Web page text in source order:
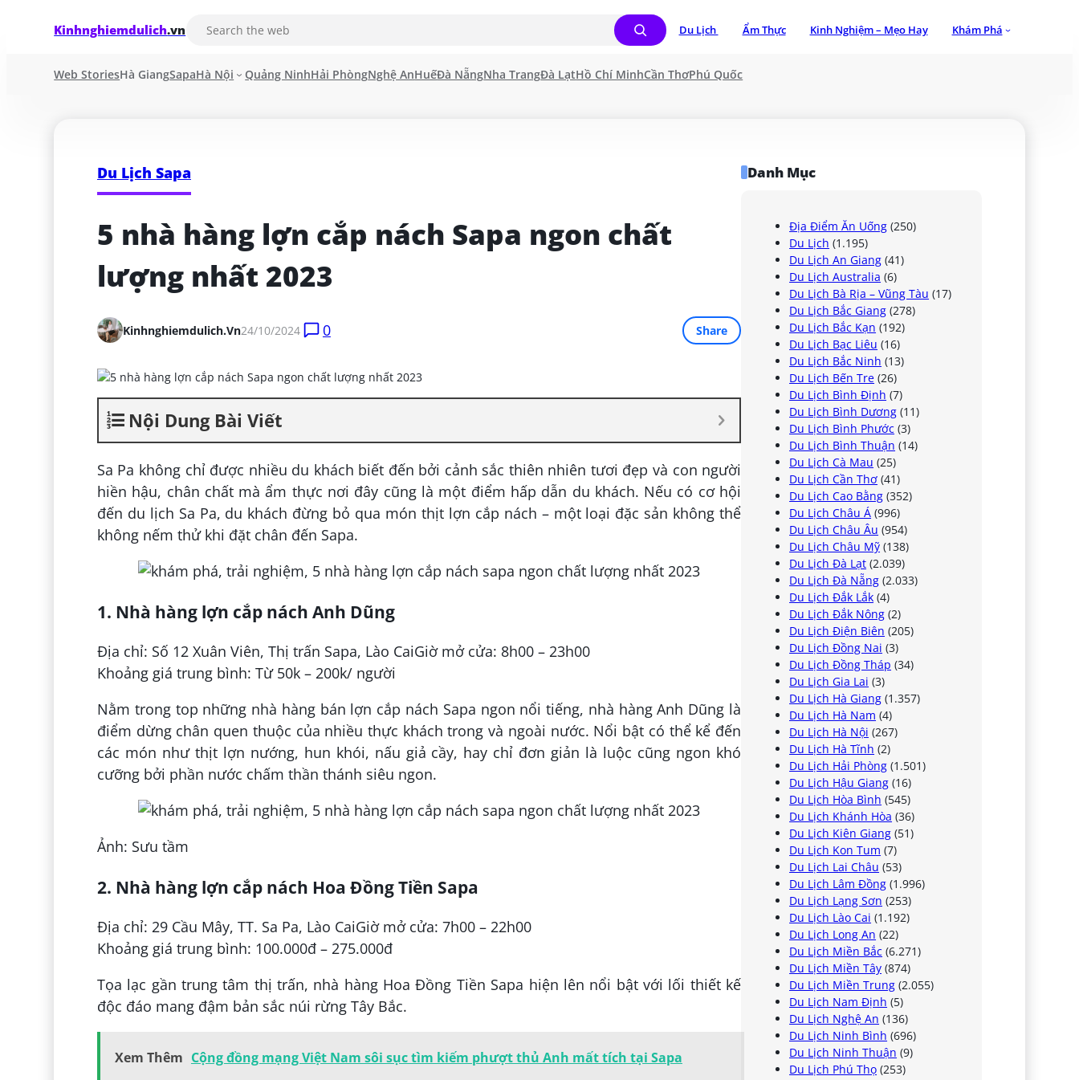
Kinhnghiemdulich.vn Du Lịch Ẩm Thực Kinh Nghiệm – Mẹo Hay Khám Phá
Web StoriesHà GiangSapaHà Nội Quảng NinhHải PhòngNghệ AnHuếĐà NẵngNha TrangĐà LạtHồ Chí MinhCần ThơPhú Quốc
Du Lịch Sapa
5 nhà hàng lợn cắp nách Sapa ngon chất
lượng nhất 2023
Kinhnghiemdulich.vn24/10/2024 0 Share
Nội Dung Bài Viết
Sa Pa không chỉ được nhiều du khách biết đến bởi cảnh sắc thiên nhiên tươi đẹp và con người
hiền hậu, chân chất mà ẩm thực nơi đây cũng là một điểm hấp dẫn du khách. Nếu có cơ hội
đến du lịch Sa Pa, du khách đừng bỏ qua món thịt lợn cắp nách – một loại đặc sản không thể
không nếm thử khi đặt chân đến Sapa.
1. Nhà hàng lợn cắp nách Anh Dũng
Địa chỉ: Số 12 Xuân Viên, Thị trấn Sapa, Lào CaiGiờ mở cửa: 8h00 – 23h00
Khoảng giá trung bình: Từ 50k – 200k/ người
Nằm trong top những nhà hàng bán lợn cắp nách Sapa ngon nổi tiếng, nhà hàng Anh Dũng là
điểm dừng chân quen thuộc của nhiều thực khách trong và ngoài nước. Nổi bật có thể kể đến
các món như thịt lợn nướng, hun khói, nấu giả cầy, hay chỉ đơn giản là luộc cũng ngon khó
cưỡng bởi phần nước chấm thần thánh siêu ngon.
Ảnh: Sưu tầm
2. Nhà hàng lợn cắp nách Hoa Đồng Tiền Sapa
Địa chỉ: 29 Cầu Mây, TT. Sa Pa, Lào CaiGiờ mở cửa: 7h00 – 22h00
Khoảng giá trung bình: 100.000đ – 275.000đ
Tọa lạc gần trung tâm thị trấn, nhà hàng Hoa Đồng Tiền Sapa hiện lên nổi bật với lối thiết kế
độc đáo mang đậm bản sắc núi rừng Tây Bắc.
Xem Thêm Cộng đồng mạng Việt Nam sôi sục tìm kiếm phượt thủ Anh mất tích tại Sapa
Danh Mục
Địa Điểm Ăn Uống (250)
Du Lịch (1.195)
Du Lịch An Giang (41)
Du Lịch Australia (6)
Du Lịch Bà Rịa – Vũng Tàu (17)
Du Lịch Bắc Giang (278)
Du Lịch Bắc Kạn (192)
Du Lịch Bạc Liêu (16)
Du Lịch Bắc Ninh (13)
Du Lịch Bến Tre (26)
Du Lịch Bình Định (7)
Du Lịch Bình Dương (11)
Du Lịch Bình Phước (3)
Du Lịch Bình Thuận (14)
Du Lịch Cà Mau (25)
Du Lịch Cần Thơ (41)
Du Lịch Cao Bằng (352)
Du Lịch Châu Á (996)
Du Lịch Châu Âu (954)
Du Lịch Châu Mỹ (138)
Du Lịch Đà Lạt (2.039)
Du Lịch Đà Nẵng (2.033)
Du Lịch Đắk Lắk (4)
Du Lịch Đắk Nông (2)
Du Lịch Điện Biên (205)
Du Lịch Đồng Nai (3)
Du Lịch Đồng Tháp (34)
Du Lịch Gia Lai (3)
Du Lịch Hà Giang (1.357)
Du Lịch Hà Nam (4)
Du Lịch Hà Nội (267)
Du Lịch Hà Tĩnh (2)
Du Lịch Hải Phòng (1.501)
Du Lịch Hậu Giang (16)
Du Lịch Hòa Bình (545)
Du Lịch Khánh Hòa (36)
Du Lịch Kiên Giang (51)
Du Lịch Kon Tum (7)
Du Lịch Lai Châu (53)
Du Lịch Lâm Đồng (1.996)
Du Lịch Lạng Sơn (253)
Du Lịch Lào Cai (1.192)
Du Lịch Long An (22)
Du Lịch Miền Bắc (6.271)
Du Lịch Miền Tây (874)
Du Lịch Miền Trung (2.055)
Du Lịch Nam Định (5)
Du Lịch Nghệ An (136)
Du Lịch Ninh Bình (696)
Du Lịch Ninh Thuận (9)
Du Lịch Phú Thọ (253)